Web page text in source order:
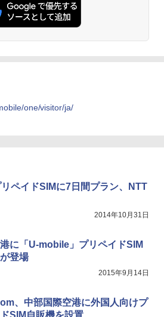
one/visitor/ja/
ペイドSIMに7日間プラン、NTT
2014年10月31日
に「U-mobile」プリペイドSIM
登場
2015年9月14日
、中部国際空港に外国人向けプ
SIM自販機を設置